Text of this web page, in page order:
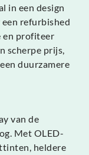
in een design
refurbished
en profiteer
scherpe prijs,
duurzamere
van de
Met OLED-
heldere